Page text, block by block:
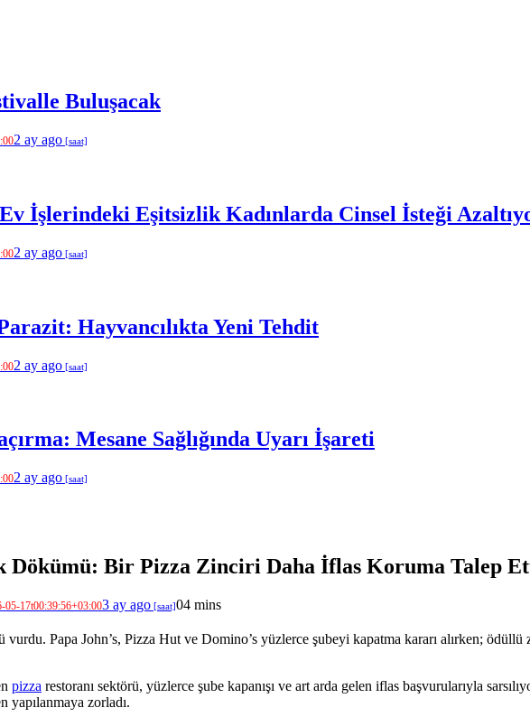
Buluşacak
2 ay ago
İşlerindeki Eşitsizlik Kadınlarda Cinsel İsteği
2 ay ago
Hayvancılıkta Yeni Tehdit
2 ay ago
Mesane Sağlığında Uyarı İşareti
2 ay ago
Dökümü: Bir Pizza Zinciri Daha İflas Koruma Talep
3 ay ago 04 mins
Papa John’s, Pizza Hut ve Domino’s yüzlerce şubeyi kapatma kararı alırken;
pizza restoranı sektörü, yüzlerce şube kapanışı ve art arda gelen iflas başvurularıyla
zorladı.